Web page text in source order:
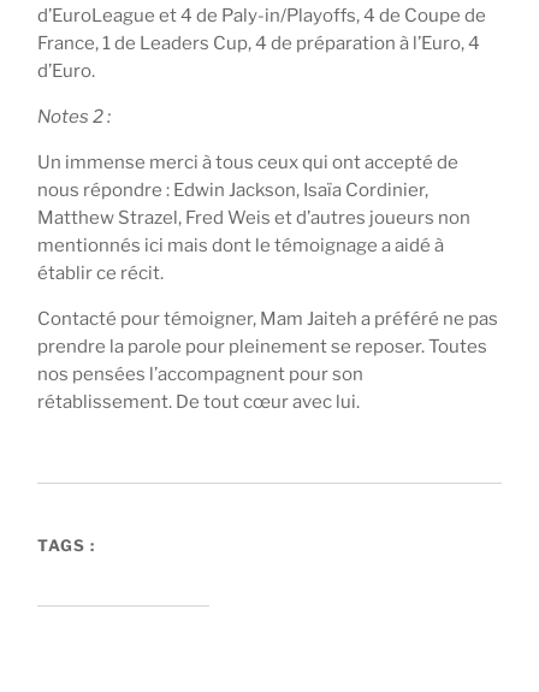
d’EuroLeague et 4 de Paly-in/Playoffs, 4 de Coupe de
France, 1 de Leaders Cup, 4 de préparation à l’Euro, 4
d’Euro.
Notes 2 :
Un immense merci à tous ceux qui ont accepté de
nous répondre : Edwin Jackson, Isaïa Cordinier,
Matthew Strazel, Fred Weis et d’autres joueurs non
mentionnés ici mais dont le témoignage a aidé à
établir ce récit.
Contacté pour témoigner, Mam Jaiteh a préféré ne pas
prendre la parole pour pleinement se reposer. Toutes
nos pensées l’accompagnent pour son
rétablissement. De tout cœur avec lui.
TAGS :